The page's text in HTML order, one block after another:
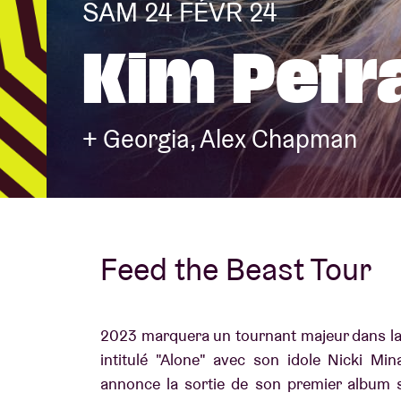
Infos
AB ❤ you
SAM 24 FÉVR 24
Kim
+ Georgia, Alex Chapman
Feed the Beast Tour
2023 marquera un tournant majeur dans
intitulé "Alone" avec son idole Nicki
annonce la sortie de son premier album